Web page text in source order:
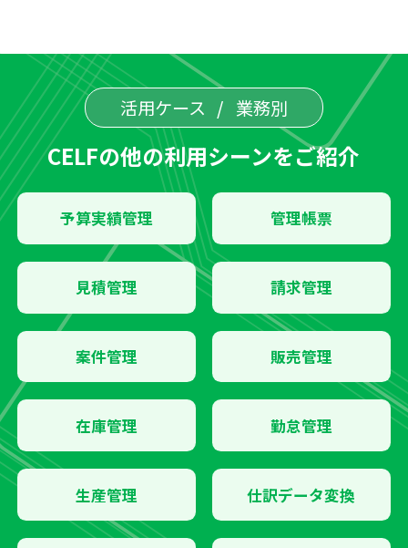
活用ケース 業務別
CELFの他の利用シーンをご紹介
予算実績管理 管理帳票
見積管理 請求管理
案件管理 販売管理
在庫管理 勤怠管理
生産管理 仕訳データ変換